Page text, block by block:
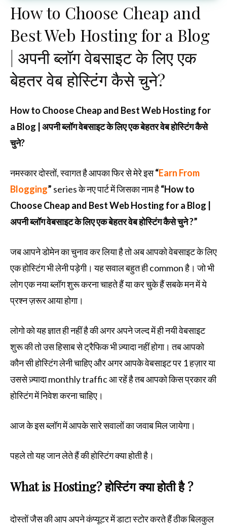
How to Choose Cheap and
Best Web Hosting for a Blog
| अपनी ब्लॉग वेबसाइट के लिए एक
बेहतर वेब होस्टिंग कैसे चुने?
How to Choose Cheap and Best Web Hosting for
a Blog | अपनी ब्लॉग वेबसाइट के लिए एक बेहतर वेब होस्टिंग कैसे
चुने?
नमस्कार दोस्तों, स्वागत है आपका फिर से मेरे इस“Earn From
Blogging” series के नए पार्ट में जिसका नाम है“How to
Choose Cheap and Best Web Hosting for a Blog |
अपनी ब्लॉग वेबसाइट के लिए एक बेहतर वेब होस्टिंग कैसे चुने ?”
जब आपने डोमेन का चुनाव कर लिया है तो अब आपको वेबसाइट के लिए
एक होस्टिंग भी लेनी पड़ेगी। यह सवाल बहुत ही common है। जो भी
लोग एक नया ब्लॉग शुरू करना चाहते हैं या कर चुके हैं सबके मन में ये
प्रश्न ज़रूर आया होगा।
लोगो को यह ज्ञात ही नहीं है की अगर अपने जल्द में हीनयी वेबसाइट
शुरू की तो उस हिसाब से ट्रैफिक भी ज़्यादा नहीं होगा। तब आपको
कौन सी होस्टिंग लेनी चाहिए और अगर आपके वेबसाइट पर 1 हज़ार या
उससे ज़्यादा monthly traffic आ रहें है तब आपको किस प्रकार की
होस्टिंग में निवेश करना चाहिए।
आज के इस ब्लॉग में आपके सारे सवालों का जवाब मिल जायेगा।
पहले तो यह जान लेते हैं की होस्टिंग क्या होती है।
What is Hosting? होस्टिंग क्या होती है ?
दोस्तों जैस की आप अपने कंप्यूटर में डाटा स्टोर करते हैं ठीक बिलकुल